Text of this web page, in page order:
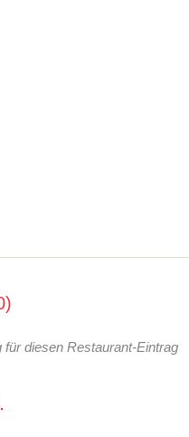
diesen Restaurant-Eintrag